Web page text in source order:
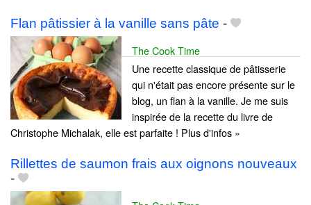
Flan pâtissier à la vanille sans pâte -
The Cook Time
Une recette classique de pâtisserie
qui n'était pas encore présente sur le
blog, un flan à la vanille. Je me suis
inspirée de la recette du livre de
Christophe Michalak, elle est parfaite ! Plus d'infos »
Rillettes de saumon frais aux oignons nouveaux
-